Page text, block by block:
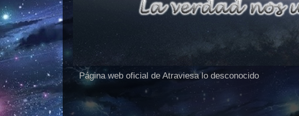
Página web oficial de Atraviesa lo desconocido